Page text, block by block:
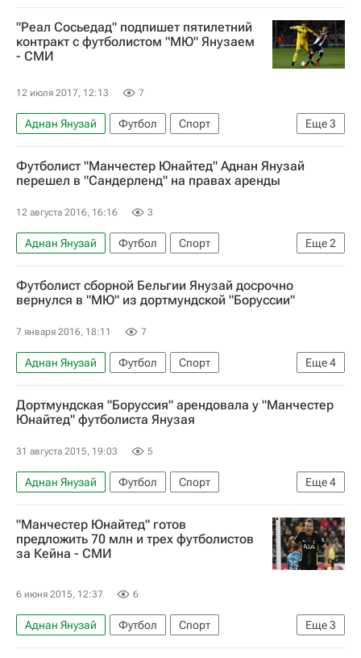
Чемпионат Испании по футболу
Бельгия
Реал Сосьедад
Андерлехт
Манчестер Юнайтед
"Реал Сосьедад" подпишет пятилетний
контракт с футболистом "МЮ" Янузаем
- СМИ
12 июля 2017, 12:13 7
Еще3
Аднан Янузай Футбол
Спорт
Реал Сосьедад
Сандерленд
Манчестер Юнайтед
Футболист "Манчестер Юнайтед" Аднан Янузай
перешел в "Сандерленд" на правах аренды
12 августа 2016, 16:16 3
Еще2
Аднан Янузай Футбол
Спорт
Сандерленд
Манчестер Юнайтед
Футболист сборной Бельгии Янузай досрочно
вернулся в "МЮ" из дортмундской "Боруссии"
7 января 2016, 18:11 7
Еще4
Аднан Янузай Футбол
Спорт
Бундеслига
Бельгия
Боруссия (Дортмунд)
Манчестер Юнайтед
Дортмундская "Боруссия" арендовала у "Манчестер
Юнайтед" футболиста Янузая
31 августа 2015, 19:03 5
Еще4
Аднан Янузай Футбол
Спорт
Бундеслига
АПЛ 2026-2027 (Чемпионат Англии по футболу)
Боруссия (Дортмунд)
"Манчестер Юнайтед" готов
предложить 70 млн и трех футболистов
за Кейна - СМИ
6 июня 2015, 12:37 6
Еще3
Аднан Янузай Футбол
Спорт
АПЛ 2026-2027 (Чемпионат Англии по футболу)